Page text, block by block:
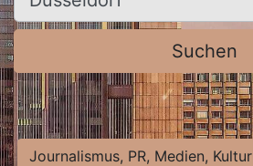
Suchen
Journalismus, PR, Medien, Kultur